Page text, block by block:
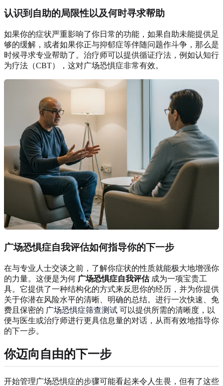
认识到自助的局限性以及何时寻求帮助
如果你的症状严重影响了你日常的功能，如果自助未能提供足
够的缓解，或者如果你正与抑郁症等伴随问题作斗争，那么是
时候寻求专业帮助了。治疗师可以提供循证疗法，例如认知行
为疗法（CBT），这对广场恐惧症非常有效。
广场恐惧症自我评估如何指导你的下一步
在与专业人士交谈之前，了解你症状的性质就能极大地增强你
的力量。这便是为何 广场恐惧症自我评估成为一项宝贵工
具。它提供了一种结构化的方式来反思你的经历，并为你提供
关于你潜在风险水平的清晰、明确的总结。进行一次快速、免
费且保密的 广场恐惧症筛查测试 可以提供所需的清晰度，以
便与医生或治疗师进行更具信息量的对话，从而有效地指导你
的下一步。
你迈向自由的下一步
开始管理广场恐惧症的步骤可能看起来令人生畏，但有了这些